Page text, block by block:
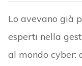
Lo avevano già
esperti nella
al mondo cyber: